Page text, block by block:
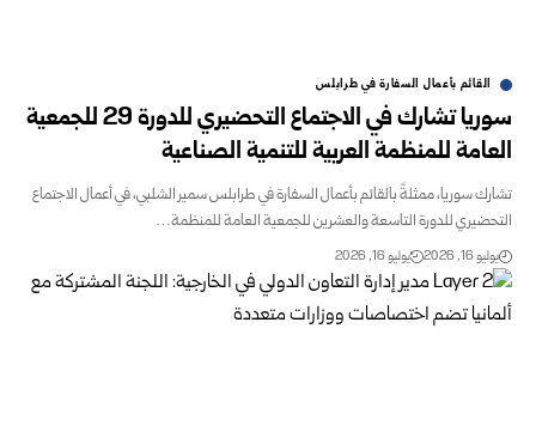
القائم بأعمال السفارة في طرابلس
سوريا تشارك في الاجتماع التحضيري للدورة 29 للجمعية
العامة للمنظمة ‏العربية ‏للتنمية الصناعية ‏
تشارك سوريا، ممثلةً بالقائم بأعمال السفارة في طرابلس سمير الشلبي، في ‏أعمال الاجتماع
التحضيري للدورة التاسعة والعشرين للجمعية العامة للمنظمة…
يوليو 16, 2026 يوليو 16, 2026